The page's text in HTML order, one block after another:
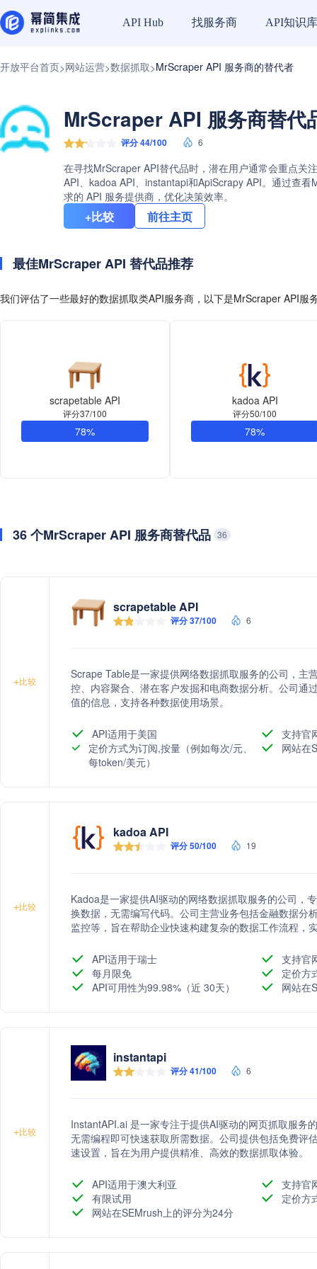
API Hub 找服务商 API知识库
开放平台首页>网站运营>数据抓取>MrScraper API 服务商的替代者
MrScraper API 服务商替代
评分 44/100 6
在寻找MrScraper API替代品时，潜在用户通常会重点关
API、kadoa API、instantapi和ApiScrapy API。通过查
求的 API 服务提供商，优化决策效率。
+比较 前往主页
最佳MrScraper API 替代品推荐
我们评估了一些最好的数据抓取类API服务商，以下是MrScraper API服
scrapetable API
评分37/100
78%
kadoa API
评分50/100
78%
36 个MrScraper API 服务商替代品 36
+比较
scrapetable API
评分 37/100 6
Scrape Table是一家提供网络数据抓取服务的公司，主
控、内容聚合、潜在客户发掘和电商数据分析。公司通
值的信息，支持各种数据使用场景。
API适用于美国
支持官
定价方式为订阅,按量（例如每次/元、
每token/美元）
网站在
+比较
kadoa API
评分 50/100 19
Kadoa是一家提供AI驱动的网络数据抓取服务的公司，
换数据，无需编写代码。公司主营业务包括金融数据分
监控等，旨在帮助企业快速构建复杂的数据工作流程，
API适用于瑞士
支持官
每月限免
定价方
API可用性为99.98%（近 30天）
网站在
+比较
instantapi
评分 41/100 6
InstantAPI.ai 是一家专注于提供AI驱动的网页抓取服务
无需编程即可快速获取所需数据。公司提供包括免费评
速设置，旨在为用户提供精准、高效的数据抓取体验。
API适用于澳大利亚
支持官
有限试用
定价方
网站在SEMrush上的评分为24分